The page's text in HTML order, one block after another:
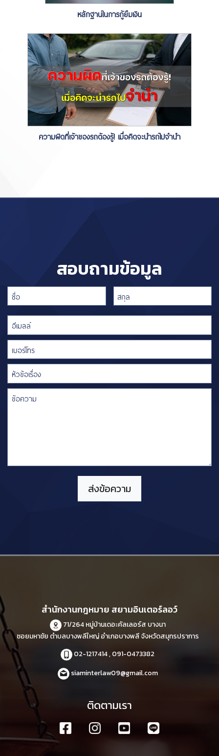
หลักฐานในการกู้ยืมเงิน
ความผิดที่เจ้าของรถต้องรู้! เมื่อคิดจะนำรถไปจำนำ
สอบถามข้อมูล
สำนักงานกฎหมาย สยามอินเตอร์ลอว์
71/264 หมู่บ้านเดอะคัลเลอร์ส บางนา
ซอยมหาชัย ตำบลบางพลีใหญ่ อำเภอบางพลี จังหวัดสมุทรปราการ
02-1217414 , 091-0473382
siaminterlaw09@gmail.com
ติดตามเรา